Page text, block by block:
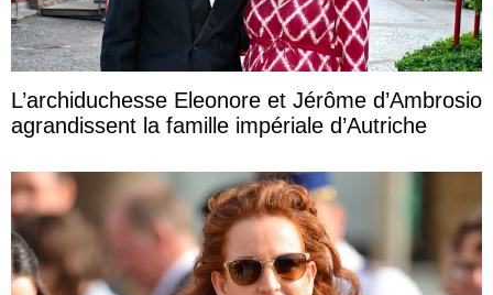
L’archiduchesse Eleonore et Jérôme d’Ambrosio
agrandissent la famille impériale d’Autriche